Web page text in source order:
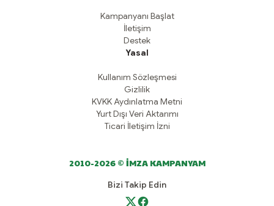
Kampanyanı Başlat
İletişim
Destek
Yasal
Kullanım Sözleşmesi
Gizlilik
KVKK Aydınlatma Metni
Yurt Dışı Veri Aktarımı
Ticari İletişim İzni
2010-2026 © İMZA KAMPANYAM
Bizi Takip Edin